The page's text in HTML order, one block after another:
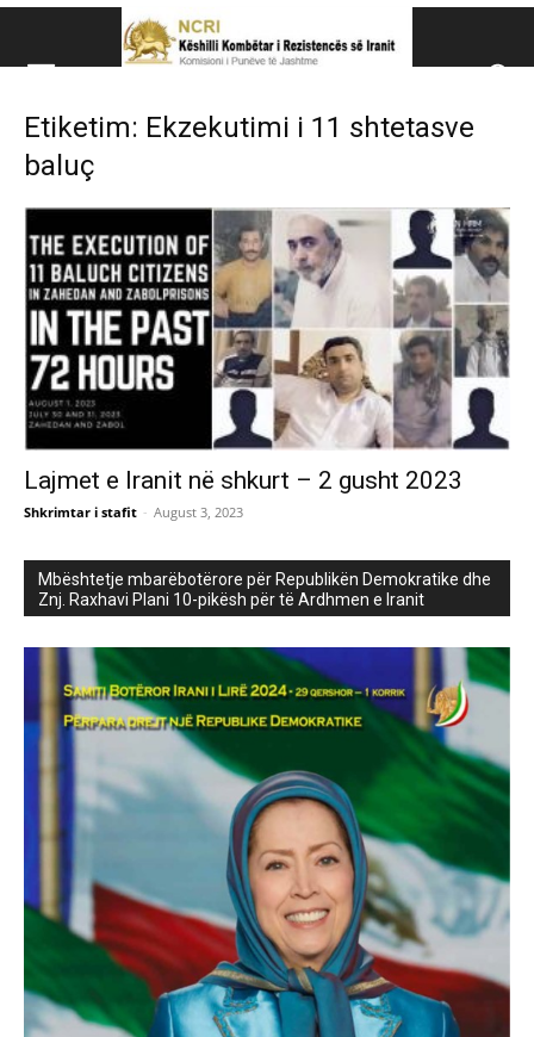
Këshillit Kombëtar të
Këshillit Kombëtar të Rezistencës së Iranit (NCRI)
Etiketim: Ekzekutimi i 11 shtetasve
baluç
Lajmet e Iranit në shkurt – 2 gusht 2023
Shkrimtar i stafit - August 3, 2023
Mbështetje mbarëbotërore për Republikën Demokratike dhe
Znj. Raxhavi Plani 10-pikësh për të Ardhmen e Iranit